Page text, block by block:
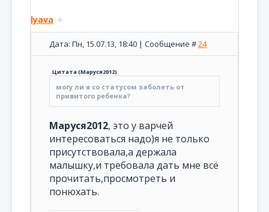
lyava
Дата: Пн, 15.07.13, 18:40 | Сообщение #24
Цитата(Маруся2012)
могу ли я со статусом заболеть от
привитого ребенка?
Маруся2012, это у варчей
интересоваться надо)я не только
присутствовала,а держала
малышку,и требовала дать мне всё
прочитать,просмотреть и
понюхать.